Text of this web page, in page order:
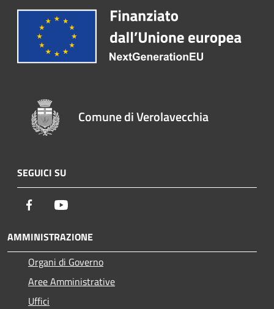
Comune di Verolavecchia
SEGUICI SU
Facebook
AMMINISTRAZIONE
Organi di Governo
Aree Amministrative
Uffici